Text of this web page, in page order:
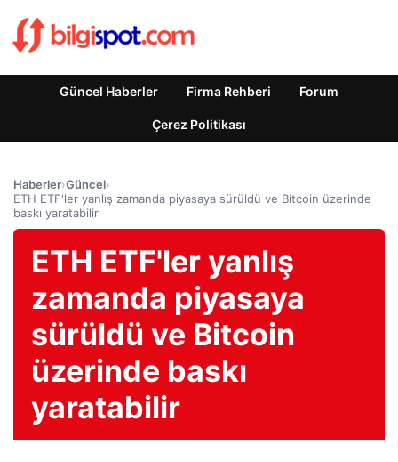
Güncel Haberler Firma Rehberi Forum
Çerez Politikası
Haberler›Güncel›
ETH ETF'ler yanlış zamanda piyasaya sürüldü ve Bitcoin üzerinde
baskı yaratabilir
ETH ETF'ler yanlış
zamanda piyasaya
sürüldü ve Bitcoin
üzerinde baskı
yaratabilir